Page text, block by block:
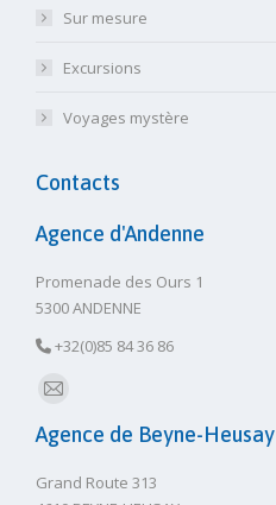
Sur mesure
Excursions
Voyages mystère
Contacts
Agence d'Andenne
Promenade des Ours 1
5300 ANDENNE
+32(0)85 84 36 86
E-
mail
Agence de Beyne-Heusay
Grand Route 313